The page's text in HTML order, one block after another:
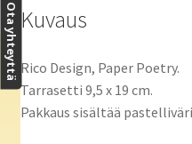
Kuvaus
Rico Design, Paper Poetry.
Tarrasetti 9,5 x 19 cm.
Pakkaus sisältää
Ota yhteyttä